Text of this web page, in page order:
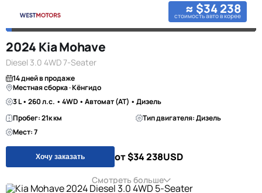
≈ $34 238
стоимость авто в корее
2024 Kia Mohave
Diesel 3.0 4WD 7-Seater
14 дней в продаже
Местная сборка · Кёнгидо
3 L • 260 л.с. • 4WD • Автомат (AT) • Дизель
Пробег: 21к км
Тип двигателя: Дизель
Мест: 7
Хочу заказать от $34 238USD
Смотреть больше